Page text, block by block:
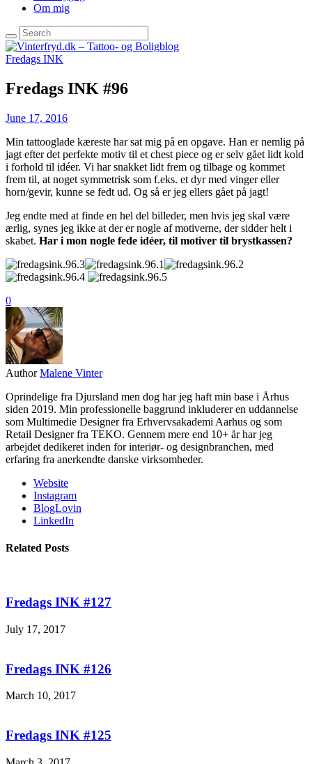
Om mig
Fredags INK
Fredags INK #96
June 17, 2016
Min tattooglade kæreste har sat mig på en opgave. Han er nemlig på
jagt efter det perfekte motiv til et chest piece og er selv gået lidt kold
i forhold til idéer. Vi har snakket lidt frem og tilbage og kommet
frem til, at noget symmetrisk som f.eks. et dyr med vinger eller
horn/gevir, kunne se fedt ud. Og så er jeg ellers gået på jagt!
Jeg endte med at finde en hel del billeder, men hvis jeg skal være
ærlig, synes jeg ikke at der er nogle af motiverne, der sidder helt i
skabet. Har i mon nogle fede idéer, til motiver til brystkassen?
0
Author Malene Vinter
Oprindelige fra Djursland men dog har jeg haft min base i Århus
siden 2019. Min professionelle baggrund inkluderer en uddannelse
som Multimedie Designer fra Erhvervsakademi Aarhus og som
Retail Designer fra TEKO. Gennem mere end 10+ år har jeg
arbejdet dedikeret inden for interiør- og designbranchen, med
erfaring fra anerkendte danske virksomheder.
Website
Instagram
BlogLovin
LinkedIn
Related Posts
Fredags INK #127
July 17, 2017
Fredags INK #126
March 10, 2017
Fredags INK #125